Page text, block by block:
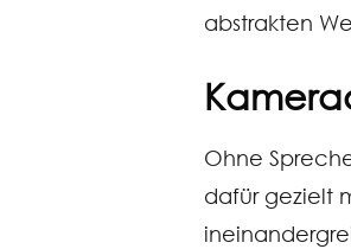
abstrakten
Ohne
dafür gezielt